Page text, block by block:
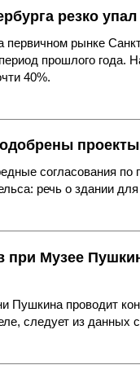
резко
первичном рынке
прошлого
40%.
согласования
речь о здании
при Музее
Пушкина проводит
следует из данных